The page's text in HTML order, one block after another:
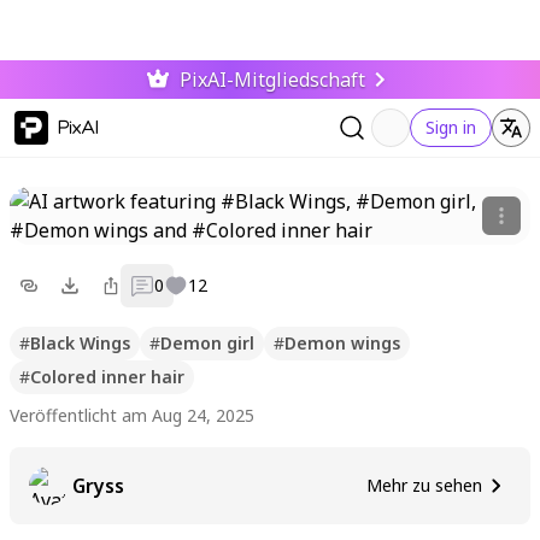
PixAI-Mitgliedschaft
PixAI Sign in
0 12
#Black Wings #Demon girl #Demon wings
#Colored inner hair
Veröffentlicht am Aug 24, 2025
Gryss Mehr zu sehen